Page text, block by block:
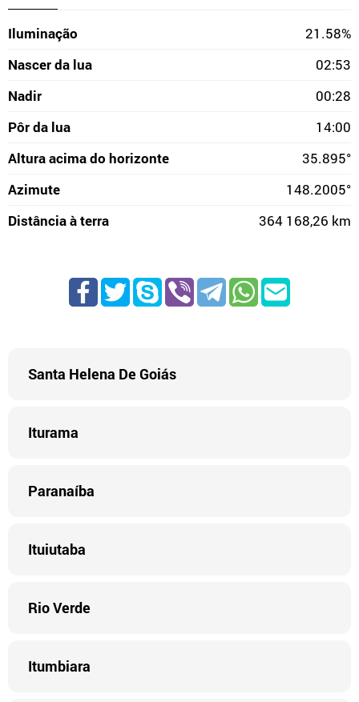
Iluminação
21.58%
Nascer da lua
02:53
Nadir
00:28
Pôr da lua
14:00
Altura acima do horizonte
35.895°
Azimute
148.2005°
Distância à terra
364 168,26 km
Santa Helena De Goiás
Iturama
Paranaíba
Ituiutaba
Rio Verde
Itumbiara